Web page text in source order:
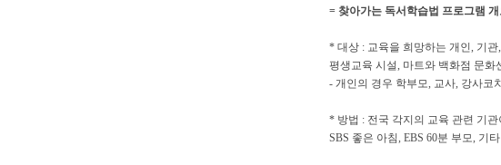
= 찾아가는 독서학습법 프로그램
* 대상 : 교육을 희망하는 개인, 기관,
평생교육 시설, 마트와 백화점 문화
- 개인의 경우 학부모, 교사, 강사코치
* 방법 : 전국 각지의 교육 관련 기
SBS 좋은 아침, EBS 60분 부모, 기